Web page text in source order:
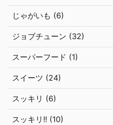
じゃがいも (6)
ジョブチューン (32)
スーパーフード (1)
スイーツ (24)
スッキリ (6)
スッキリ!! (10)